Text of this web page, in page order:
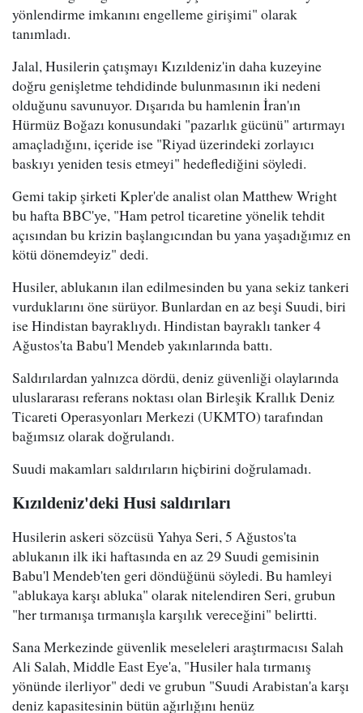
yönlendirme imkanını engelleme girişimi" olarak
tanımladı.
Jalal, Husilerin çatışmayı Kızıldeniz'in daha kuzeyine
doğru genişletme tehdidinde bulunmasının iki nedeni
olduğunu savunuyor. Dışarıda bu hamlenin İran'ın
Hürmüz Boğazı konusundaki "pazarlık gücünü" artırmayı
amaçladığını, içeride ise "Riyad üzerindeki zorlayıcı
baskıyı yeniden tesis etmeyi" hedeflediğini söyledi.
Gemi takip şirketi Kpler'de analist olan Matthew Wright
bu hafta BBC'ye, "Ham petrol ticaretine yönelik tehdit
açısından bu krizin başlangıcından bu yana yaşadığımız en
kötü dönemdeyiz" dedi.
Husiler, ablukanın ilan edilmesinden bu yana sekiz tankeri
vurduklarını öne sürüyor. Bunlardan en az beşi Suudi, biri
ise Hindistan bayraklıydı. Hindistan bayraklı tanker 4
Ağustos'ta Babu'l Mendeb yakınlarında battı.
Saldırılardan yalnızca dördü, deniz güvenliği olaylarında
uluslararası referans noktası olan Birleşik Krallık Deniz
Ticareti Operasyonları Merkezi (UKMTO) tarafından
bağımsız olarak doğrulandı.
Suudi makamları saldırıların hiçbirini doğrulamadı.
Kızıldeniz'deki Husi saldırıları
Husilerin askeri sözcüsü Yahya Seri, 5 Ağustos'ta
ablukanın ilk iki haftasında en az 29 Suudi gemisinin
Babu'l Mendeb'ten geri döndüğünü söyledi. Bu hamleyi
"ablukaya karşı abluka" olarak nitelendiren Seri, grubun
"her tırmanışa tırmanışla karşılık vereceğini" belirtti.
Sana Merkezinde güvenlik meseleleri araştırmacısı Salah
Ali Salah, Middle East Eye'a, "Husiler hala tırmanış
yönünde ilerliyor" dedi ve grubun "Suudi Arabistan'a karşı
deniz kapasitesinin bütün ağırlığını henüz